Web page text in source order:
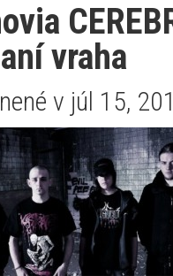
vraha
v júl 15,